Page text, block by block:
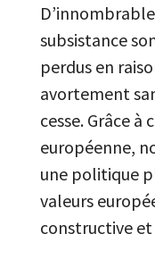
subsistance
perdus en
avortement
cesse. Grâce
européenne,
une politique
valeurs
constructive